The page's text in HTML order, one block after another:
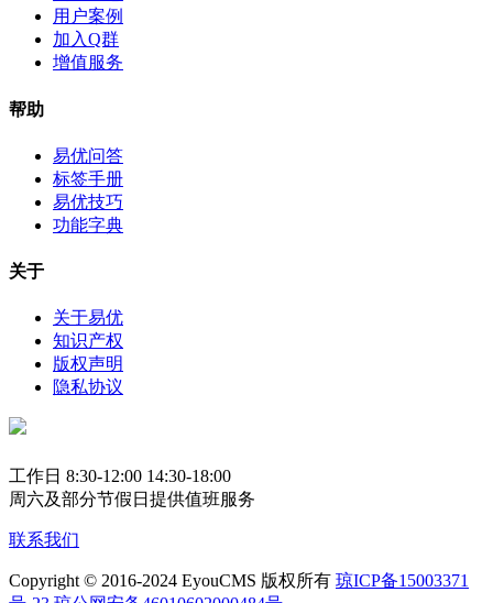
用户案例
加入Q群
增值服务
帮助
易优问答
标签手册
易优技巧
功能字典
关于
关于易优
知识产权
版权声明
隐私协议
工作日 8:30-12:00 14:30-18:00
周六及部分节假日提供值班服务
联系我们
Copyright © 2016-2024 EyouCMS 版权所有 琼ICP备15003371